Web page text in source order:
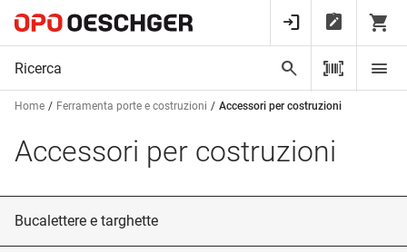
Home Ferramenta porte e costruzioni Accessori per costruzioni
Accessori per costruzioni
Bucalettere e targhette